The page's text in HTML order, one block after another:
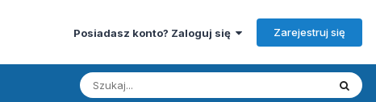
Posiadasz konto? Zaloguj się Zarejestruj się